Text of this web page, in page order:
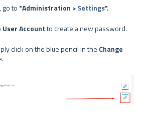
go to "Administration >Settings".
User Accountto create a new password.
click on the blue pencil in the Change